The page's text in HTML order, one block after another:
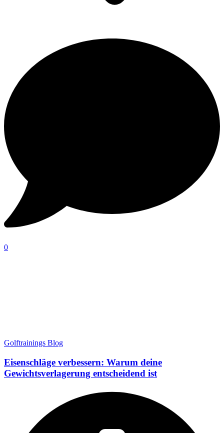
0
Golftrainings Blog
Eisenschläge verbessern: Warum deine
Gewichtsverlagerung entscheidend ist